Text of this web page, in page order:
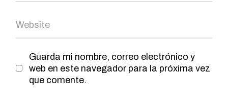
Guarda mi nombre, correo electrónico y
web en este navegador para la próxima vez
que comente.